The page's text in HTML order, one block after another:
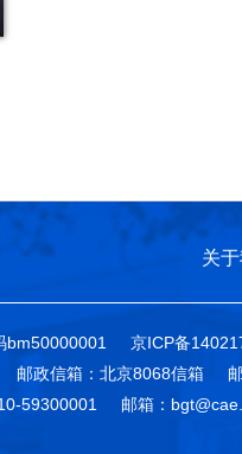
关
bm50000001
京ICP备
邮政信箱：北京8068信箱
59300001 邮箱：